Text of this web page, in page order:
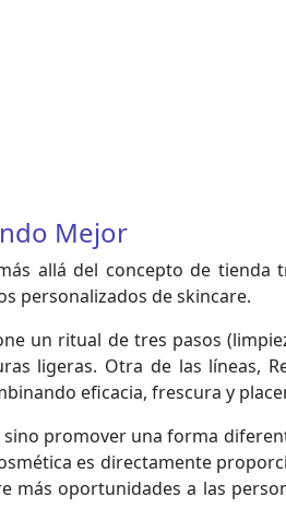
Mejor
allá del concepto de tienda
personalizados de skincare.
un ritual de tres pasos
ligeras. Otra de las líneas,
eficacia, frescura y
promover una forma
es directamente
más oportunidades a las